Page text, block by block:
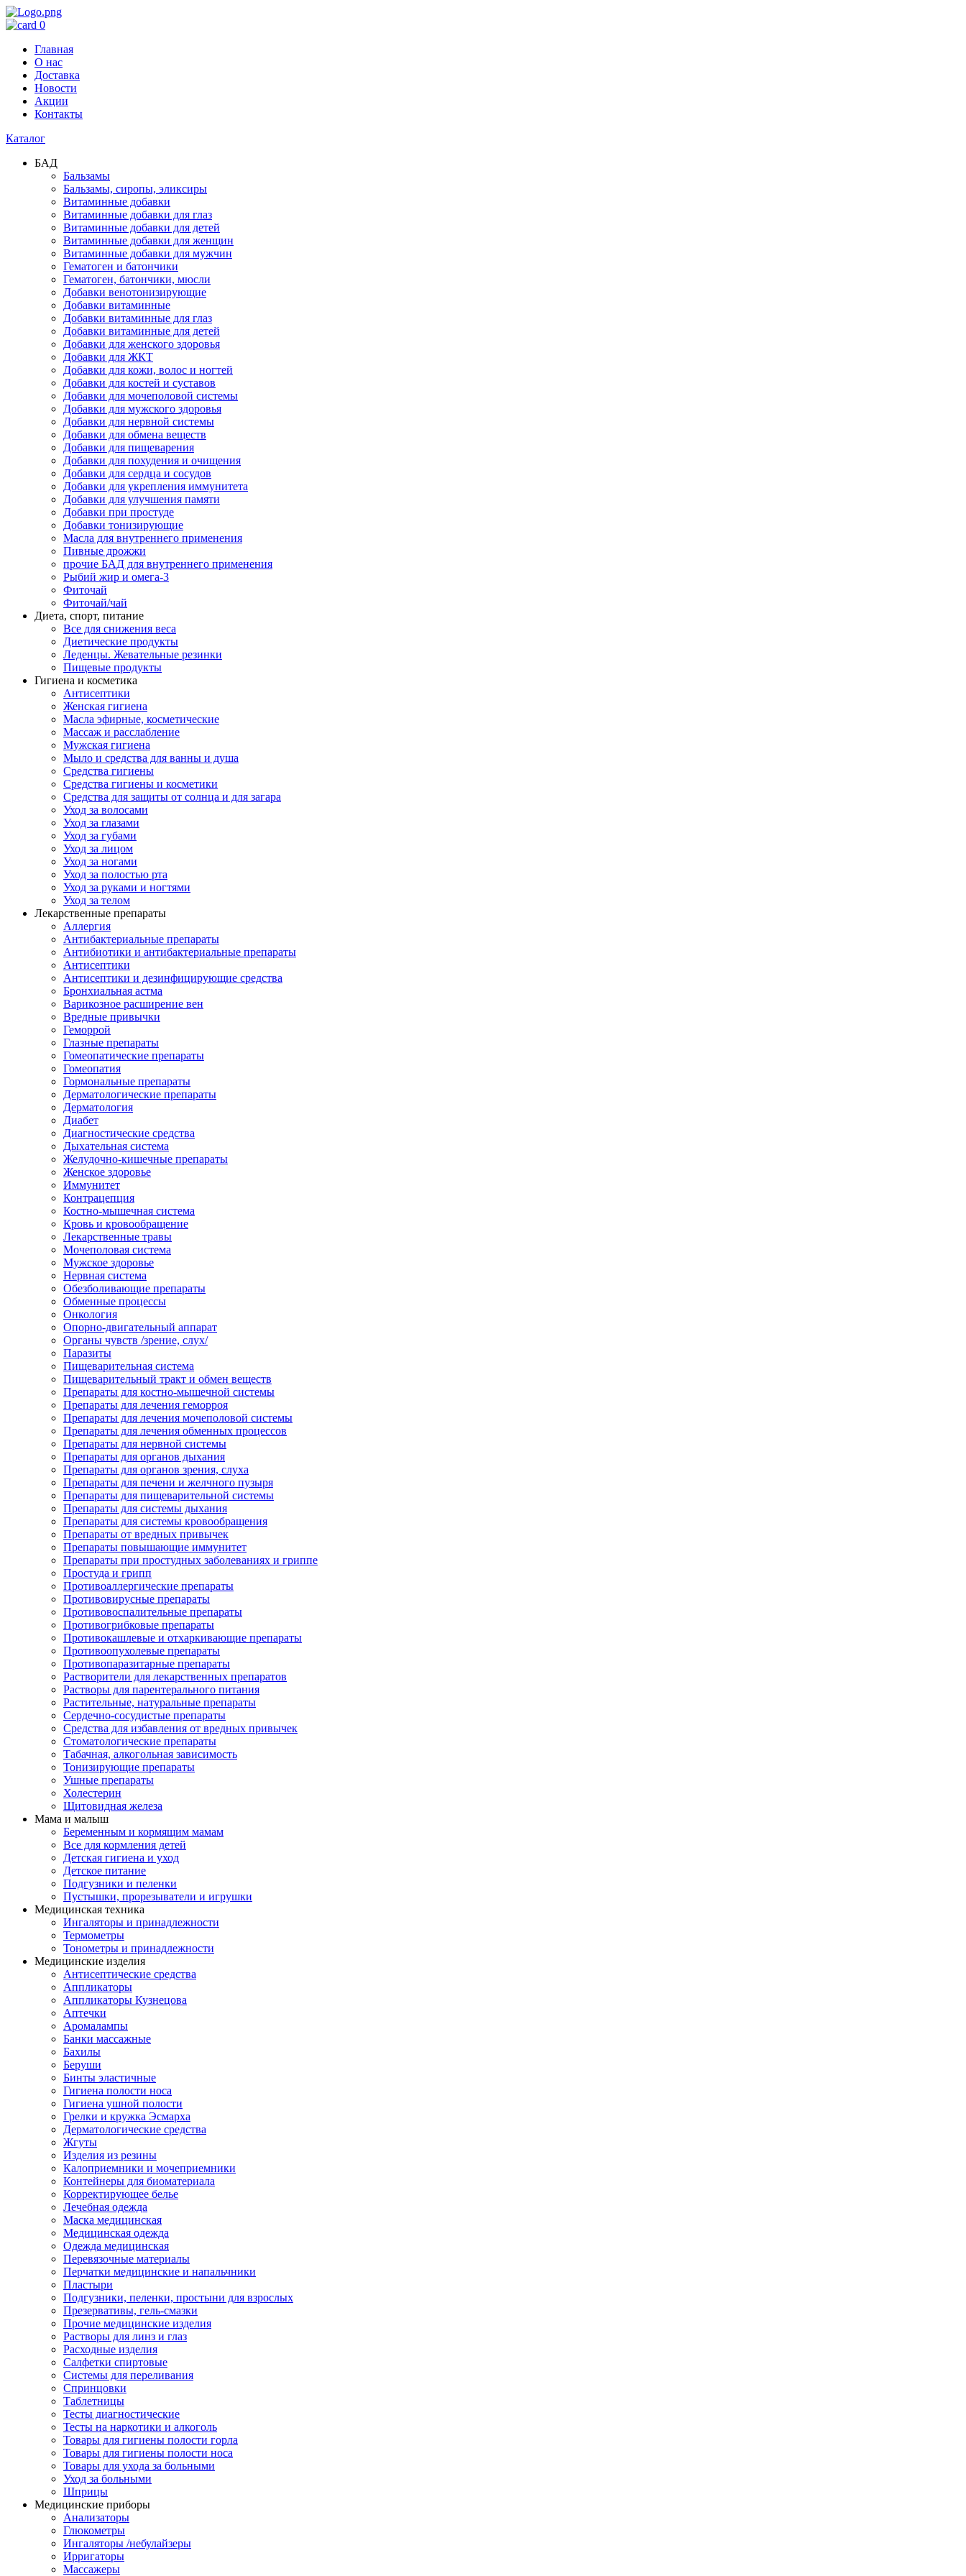
0
Главная
О нас
Доставка
Новости
Акции
Контакты
Каталог
БАД
Бальзамы
Бальзамы, сиропы, эликсиры
Витаминные добавки
Витаминные добавки для глаз
Витаминные добавки для детей
Витаминные добавки для женщин
Витаминные добавки для мужчин
Гематоген и батончики
Гематоген, батончики, мюсли
Добавки венотонизирующие
Добавки витаминные
Добавки витаминные для глаз
Добавки витаминные для детей
Добавки для женского здоровья
Добавки для ЖКТ
Добавки для кожи, волос и ногтей
Добавки для костей и суставов
Добавки для мочеполовой системы
Добавки для мужского здоровья
Добавки для нервной системы
Добавки для обмена веществ
Добавки для пищеварения
Добавки для похудения и очищения
Добавки для сердца и сосудов
Добавки для укрепления иммунитета
Добавки для улучшения памяти
Добавки при простуде
Добавки тонизирующие
Масла для внутреннего применения
Пивные дрожжи
прочие БАД для внутреннего применения
Рыбий жир и омега-3
Фиточай
Фиточай/чай
Диета, спорт, питание
Все для снижения веса
Диетические продукты
Леденцы. Жевательные резинки
Пищевые продукты
Гигиена и косметика
Антисептики
Женская гигиена
Масла эфирные, косметические
Массаж и расслабление
Мужская гигиена
Мыло и средства для ванны и душа
Средства гигиены
Средства гигиены и косметики
Средства для защиты от солнца и для загара
Уход за волосами
Уход за глазами
Уход за губами
Уход за лицом
Уход за ногами
Уход за полостью рта
Уход за руками и ногтями
Уход за телом
Лекарственные препараты
Аллергия
Антибактериальные препараты
Антибиотики и антибактериальные препараты
Антисептики
Антисептики и дезинфицирующие средства
Бронхиальная астма
Варикозное расширение вен
Вредные привычки
Геморрой
Глазные препараты
Гомеопатические препараты
Гомеопатия
Гормональные препараты
Дерматологические препараты
Дерматология
Диабет
Диагностические средства
Дыхательная система
Желудочно-кишечные препараты
Женское здоровье
Иммунитет
Контрацепция
Костно-мышечная система
Кровь и кровообращение
Лекарственные травы
Мочеполовая система
Мужское здоровье
Нервная система
Обезболивающие препараты
Обменные процессы
Онкология
Опорно-двигательный аппарат
Органы чувств /зрение, слух/
Паразиты
Пищеварительная система
Пищеварительный тракт и обмен веществ
Препараты для костно-мышечной системы
Препараты для лечения геморроя
Препараты для лечения мочеполовой системы
Препараты для лечения обменных процессов
Препараты для нервной системы
Препараты для органов дыхания
Препараты для органов зрения, слуха
Препараты для печени и желчного пузыря
Препараты для пищеварительной системы
Препараты для системы дыхания
Препараты для системы кровообращения
Препараты от вредных привычек
Препараты повышающие иммунитет
Препараты при простудных заболеваниях и гриппе
Простуда и грипп
Противоаллергические препараты
Противовирусные препараты
Противовоспалительные препараты
Противогрибковые препараты
Противокашлевые и отхаркивающие препараты
Противоопухолевые препараты
Противопаразитарные препараты
Растворители для лекарственных препаратов
Растворы для парентерального питания
Растительные, натуральные препараты
Сердечно-сосудистые препараты
Средства для избавления от вредных привычек
Стоматологические препараты
Табачная, алкогольная зависимость
Тонизирующие препараты
Ушные препараты
Холестерин
Щитовидная железа
Мама и малыш
Беременным и кормящим мамам
Все для кормления детей
Детская гигиена и уход
Детское питание
Подгузники и пеленки
Пустышки, прорезыватели и игрушки
Медицинская техника
Ингаляторы и принадлежности
Термометры
Тонометры и принадлежности
Медицинские изделия
Антисептические средства
Аппликаторы
Аппликаторы Кузнецова
Аптечки
Аромалампы
Банки массажные
Бахилы
Беруши
Бинты эластичные
Гигиена полости носа
Гигиена ушной полости
Грелки и кружка Эсмарха
Дерматологические средства
Жгуты
Изделия из резины
Калоприемники и мочеприемники
Контейнеры для биоматериала
Корректирующее белье
Лечебная одежда
Маска медицинская
Медицинская одежда
Одежда медицинская
Перевязочные материалы
Перчатки медицинские и напальчники
Пластыри
Подгузники, пеленки, простыни для взрослых
Презервативы, гель-смазки
Прочие медицинские изделия
Растворы для линз и глаз
Расходные изделия
Салфетки спиртовые
Системы для переливания
Спринцовки
Таблетницы
Тесты диагностические
Тесты на наркотики и алкоголь
Товары для гигиены полости горла
Товары для гигиены полости носа
Товары для ухода за больными
Уход за больными
Шприцы
Медицинские приборы
Анализаторы
Глюкометры
Ингаляторы /небулайзеры
Ирригаторы
Массажеры